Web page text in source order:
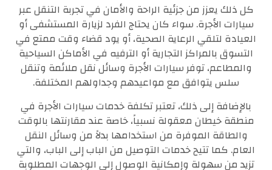
كل ذلك يعزز من جزئية الراحة والأمان في تجربة التنقل عبر
سيارات الأجرة. سواء كان يحتاج الفرد لزيارة المستشفى أو
العيادة لتلقي الرعاية الصحية، أو يود قضاء وقت ممتع في
التسوق بالمراكز التجارية أو الترفيه في الأماكن السياحية
والمطاعم، توفر سيارات الأجرة وسائل نقل ملائمة وتنقل
سلس يتوافق مع مواعيدهم وجداولهم المختلفة.
بالإضافة إلى ذلك، تعتبر تكلفة خدمات سيارات الأجرة في
منطقة خيطان معقولة نسبياً، خاصة عند مقارنتها بالوقت
والطاقة الموفرة من استخدامها بدلاً من وسائل النقل
العام. كما تتيح خدمات التوصيل من الباب إلى الباب، والتي
تزيد من سهولة وإمكانية الوصول إلى الوجهات المطلوبة